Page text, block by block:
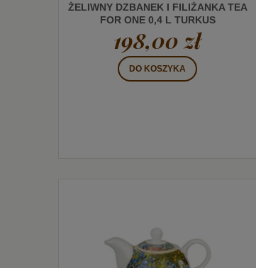
ŻELIWNY DZBANEK I FILIŻANKA TEA
FOR ONE 0,4 L TURKUS
198,00 zł
DO KOSZYKA